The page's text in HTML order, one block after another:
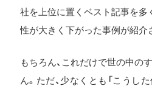
社を上位に置くベスト記事を多
性が大きく下がった事例が紹介
もちろん、これだけで世の中の
ん。ただ、少なくとも「こうし